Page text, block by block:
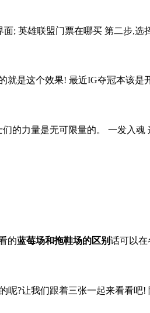
; 英雄联盟门票在哪买 第二步,选
就是这个效果! 最近IG夺冠本该是
的力量是无可限量的。 一发入魂
的蓝莓场和拖鞋场的区别话可以在
?让我们跟着三张一起来看看吧!